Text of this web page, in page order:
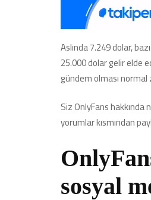
Aslında 7.249 dolar,
25.000 dolar gelir elde
gündem olması
Siz OnlyFans
yorumlar kısmından
sosyal